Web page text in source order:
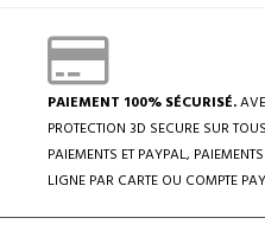
PAIEMENT 100% SÉCURISÉ.
PROTECTION 3D SECURE SUR
PAIEMENTS ET PAYPAL,
LIGNE PAR CARTE OU COMPTE